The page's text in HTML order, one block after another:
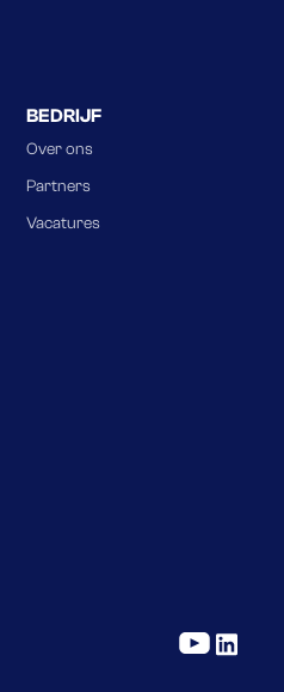
BEDRIJF
Over ons
Partners
Vacatures